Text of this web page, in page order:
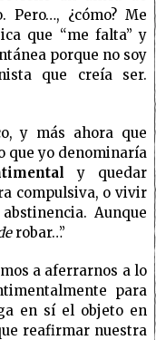
Pero…, ¿cómo? Me
que “me falta” y
porque no soy
que creía ser.
y más ahora que
que yo denominaría
y quedar
compulsiva, o vivir
Aunque
robar…”
a aferrarnos a lo
para
en sí el objeto en
reafirmar nuestra